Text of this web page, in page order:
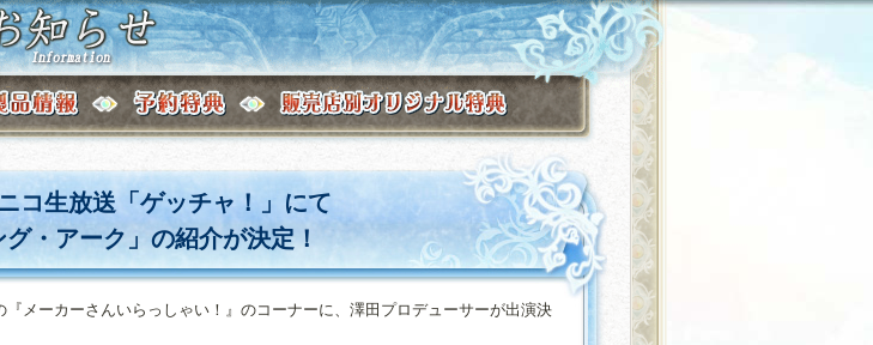
システム ムービー スペシャル
コ生放送「ゲッチャ！」にて
・アーク」の紹介が決定！
メーカーさんいらっしゃい！』のコーナーに、澤田プロデューサーが出演決